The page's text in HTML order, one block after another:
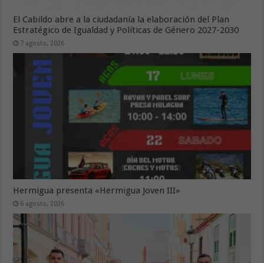
El Cabildo abre a la ciudadanía la elaboración del Plan
Estratégico de Igualdad y Políticas de Género 2027-2030
7 agosto, 2026
Hermigua presenta «Hermigua Joven III»
6 agosto, 2026